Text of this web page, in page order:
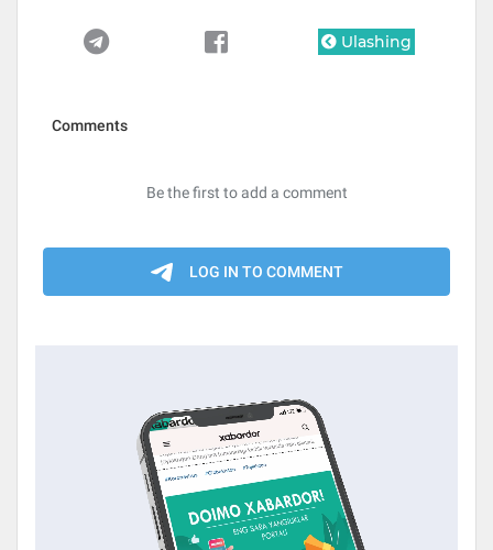
Ulashing